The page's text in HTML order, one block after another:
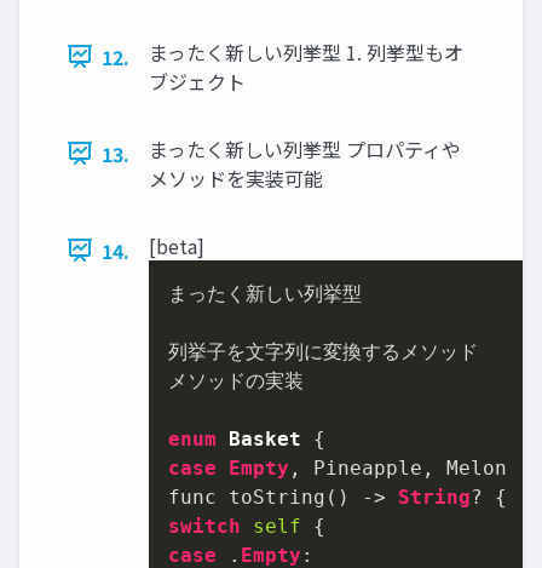
12.
まったく新しい列挙型 1. 列挙型もオ
ブジェクト
13.
まったく新しい列挙型 プロパティや
メソッドを実装可能
14. [beta]
まったく新しい列挙型
列挙子を文字列に変換するメソッド
メソッドの実装
enum Basket
case
Empty , Pineapple, Melon
func toString() -> String
switch
self
case . Empty